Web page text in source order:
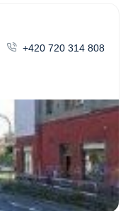
+420 720 314 808